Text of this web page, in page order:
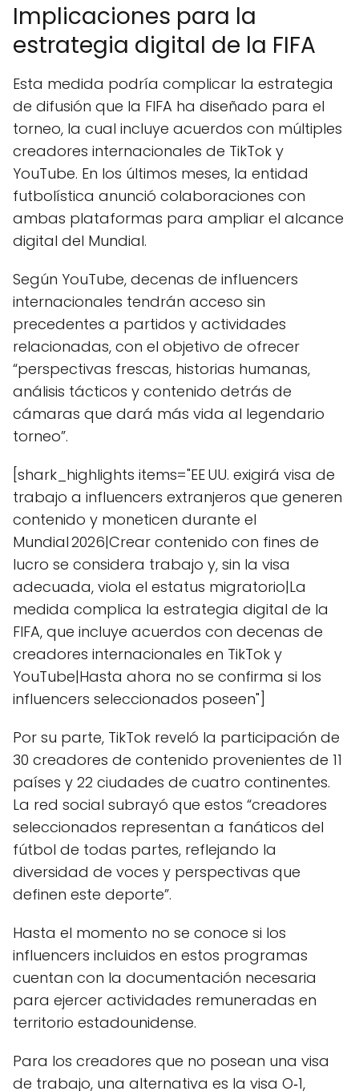
Implicaciones para la
estrategia digital de la FIFA
Esta medida podría complicar la estrategia
de difusión que la FIFA ha diseñado para el
torneo, la cual incluye acuerdos con múltiples
creadores internacionales de TikTok y
YouTube. En los últimos meses, la entidad
futbolística anunció colaboraciones con
ambas plataformas para ampliar el alcance
digital del Mundial.
Según YouTube, decenas de influencers
internacionales tendrán acceso sin
precedentes a partidos y actividades
relacionadas, con el objetivo de ofrecer
“perspectivas frescas, historias humanas,
análisis tácticos y contenido detrás de
cámaras que dará más vida al legendario
torneo”.
[shark_highlights items="EE UU. exigirá visa de
trabajo a influencers extranjeros que generen
contenido y moneticen durante el
Mundial 2026|Crear contenido con fines de
lucro se considera trabajo y, sin la visa
adecuada, viola el estatus migratorio|La
medida complica la estrategia digital de la
FIFA, que incluye acuerdos con decenas de
creadores internacionales en TikTok y
YouTube|Hasta ahora no se confirma si los
influencers seleccionados poseen"]
Por su parte, TikTok reveló la participación de
30 creadores de contenido provenientes de 11
países y 22 ciudades de cuatro continentes.
La red social subrayó que estos “creadores
seleccionados representan a fanáticos del
fútbol de todas partes, reflejando la
diversidad de voces y perspectivas que
definen este deporte”.
Hasta el momento no se conoce si los
influencers incluidos en estos programas
cuentan con la documentación necesaria
para ejercer actividades remuneradas en
territorio estadounidense.
Para los creadores que no posean una visa
de trabajo, una alternativa es la visa O‑1,